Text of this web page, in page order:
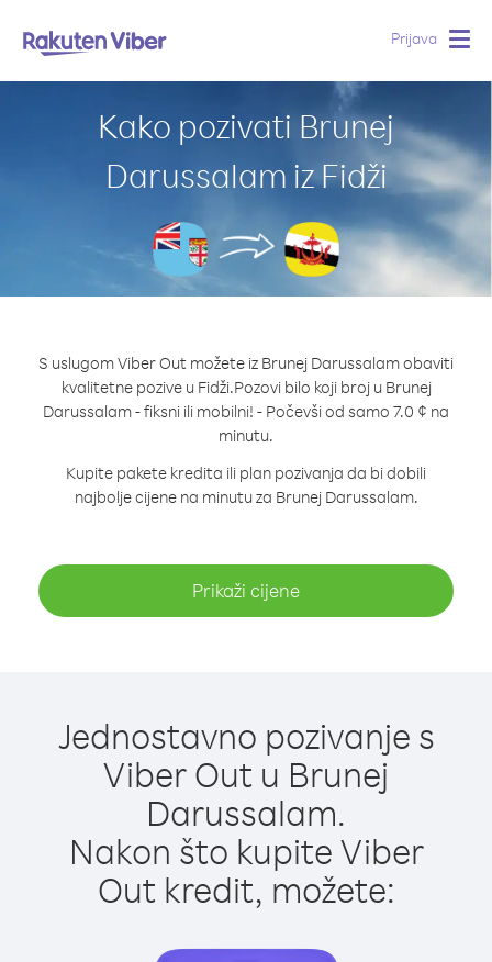
Prijava
Kako pozivati Brunej
Darussalam iz Fidži
S uslugom Viber Out možete iz Brunej Darussalam obaviti
kvalitetne pozive u Fidži.Pozovi bilo koji broj u Brunej
Darussalam - fiksni ili mobilni! - Počevši od samo 7.0 ¢ na
minutu.
Kupite pakete kredita ili plan pozivanja da bi dobili
najbolje cijene na minutu za Brunej Darussalam.
Prikaži cijene
Jednostavno pozivanje s
Viber Out u Brunej
Darussalam.
Nakon što kupite Viber
Out kredit, možete: